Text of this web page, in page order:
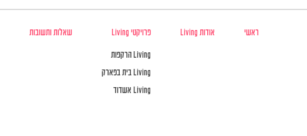
ראשי אודות Living פרויקטי Living
Living הרקפות
Living בית בפארק
Living אשדוד
שאלות ותשובות